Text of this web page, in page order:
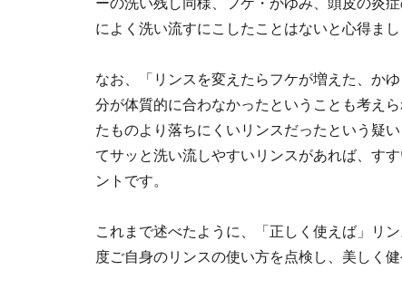
ーの洗い残し同様、フケ・かゆみ、頭皮の炎
によく洗い流すにこしたことはないと心得まし
なお、「リンスを変えたらフケが増えた、か
分が体質的に合わなかったということも考え
たものより落ちにくいリンスだったという疑
てサッと洗い流しやすいリンスがあれば、す
ントです。
これまで述べたように、「正しく使えば」リ
度ご自身のリンスの使い方を点検し、美しく